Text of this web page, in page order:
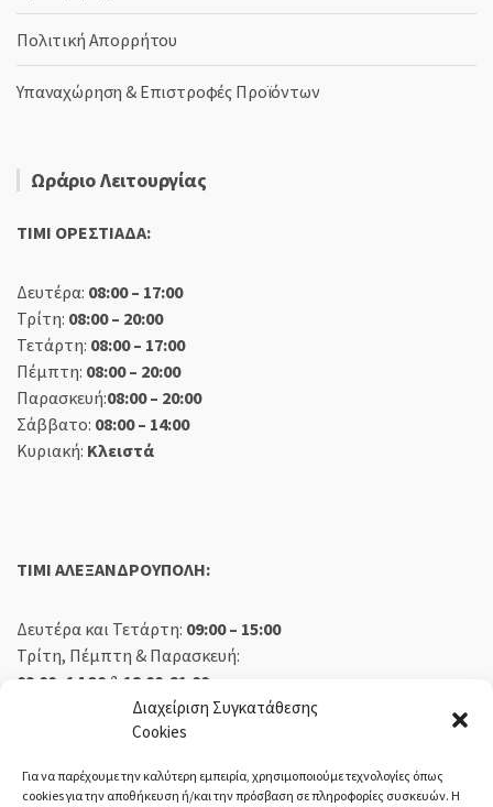
Διαχείριση Συγκατάθεσης
Cookies
Για να παρέχουμε την καλύτερη εμπειρία, χρησιμοποιούμε τεχνολογίες όπως
cookies για την αποθήκευση ή/και την πρόσβαση σε πληροφορίες συσκευών. Η
Πολιτική Απορρήτου
Υπαναχώρηση & Επιστροφές Προϊόντων
Ωράριο Λειτουργίας
TIMI ΟΡΕΣΤΙΑΔΑ:
Δευτέρα: 08:00 – 17:00
Τρίτη: 08:00 – 20:00
Τετάρτη: 08:00 – 17:00
Πέμπτη: 08:00 – 20:00
Παρασκευή:08:00 – 20:00
Σάββατο: 08:00 – 14:00
Κυριακή: Κλειστά
TIMI ΑΛΕΞΑΝΔΡΟΥΠΟΛΗ:
Δευτέρα και Τετάρτη: 09:00 – 15:00
Τρίτη, Πέμπτη & Παρασκευή:
09:00 -14:30 & 18:00-21:00
09:00 – 14:30
Κλειστά